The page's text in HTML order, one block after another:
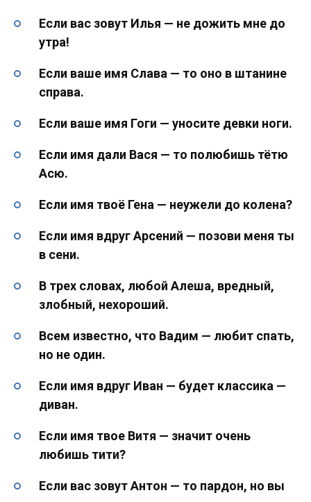
Если вас зовут Илья — не дожить мне до
утра!
Если ваше имя Слава — то оно в штанине
справа.
Если ваше имя Гоги — уносите девки ноги.
Если имя дали Вася — то полюбишь тётю
Асю.
Если имя твоё Гена — неужели до колена?
Если имя вдруг Арсений — позови меня ты
в сени.
В трех словах, любой Алеша, вредный,
злобный, нехороший.
Всем известно, что Вадим — любит спать,
но не один.
Если имя вдруг Иван — будет классика —
диван.
Если имя твое Витя — значит очень
любишь тити?
Если вас зовут Антон — то пардон, но вы